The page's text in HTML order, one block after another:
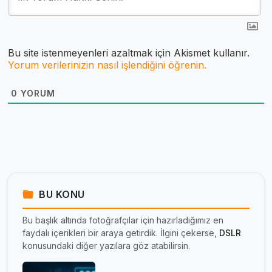
Bu site istenmeyenleri azaltmak için Akismet kullanır.
Yorum verilerinizin nasıl işlendiğini öğrenin.
0 YORUM
BU KONU
Bu başlık altında fotoğrafçılar için hazırladığımız en
faydalı içerikleri bir araya getirdik. İlgini çekerse, DSLR
konusundaki diğer yazılara göz atabilirsin.